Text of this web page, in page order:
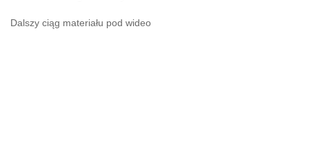
Dalszy ciąg materiału pod wideo